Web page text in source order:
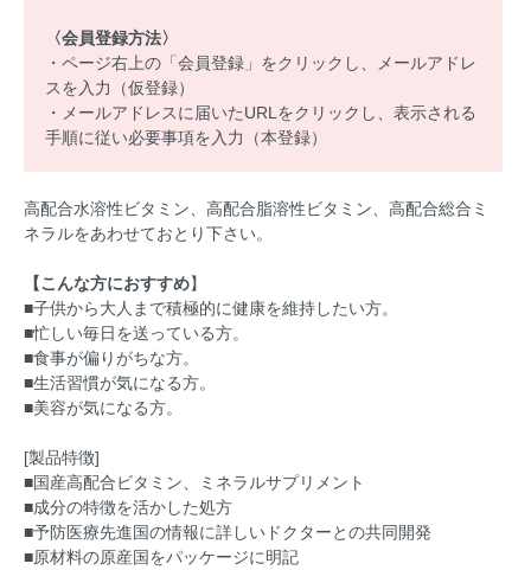
〈会員登録方法〉
・ページ右上の「会員登録」をクリックし、メールアドレ
スを入力（仮登録）
・メールアドレスに届いたURLをクリックし、表示される
手順に従い必要事項を入力（本登録）
高配合水溶性ビタミン、高配合脂溶性ビタミン、高配合総合ミ
ネラルをあわせておとり下さい。
【こんな方におすすめ】
■子供から大人まで積極的に健康を維持したい方。
■忙しい毎日を送っている方。
■食事が偏りがちな方。
■生活習慣が気になる方。
■美容が気になる方。
[製品特徴]
■国産高配合ビタミン、ミネラルサプリメント
■成分の特徴を活かした処方
■予防医療先進国の情報に詳しいドクターとの共同開発
■原材料の原産国をパッケージに明記